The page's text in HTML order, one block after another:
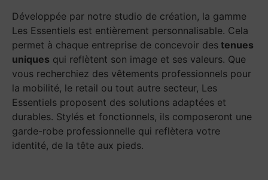
Développée par notre studio de création, la gamme
Les Essentiels est entièrement personnalisable. Cela
permet à chaque entreprise de concevoir des tenues
uniques qui reflètent son image et ses valeurs. Que
vous recherchiez des vêtements professionnels pour
la mobilité, le retail ou tout autre secteur, Les
Essentiels proposent des solutions adaptées et
durables. Stylés et fonctionnels, ils composeront une
garde-robe professionnelle qui reflètera votre
identité, de la tête aux pieds.